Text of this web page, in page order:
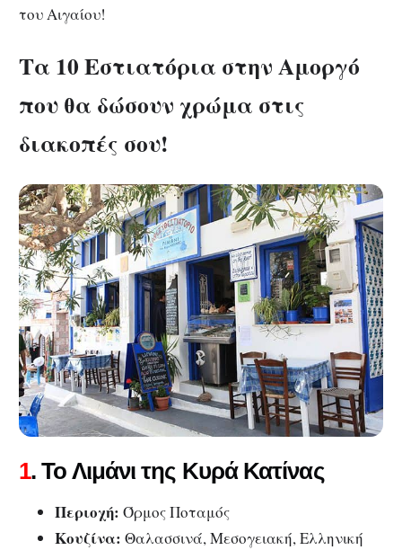
του Αιγαίου!
Τα 10 Εστιατόρια στην Αμοργό
που θα δώσουν χρώμα στις
διακοπές σου!
1. Το Λιμάνι της Κυρά Κατίνας
Περιοχή: Όρμος Ποταμός
Κουζίνα: Θαλασσινά, Μεσογειακή, Ελληνική